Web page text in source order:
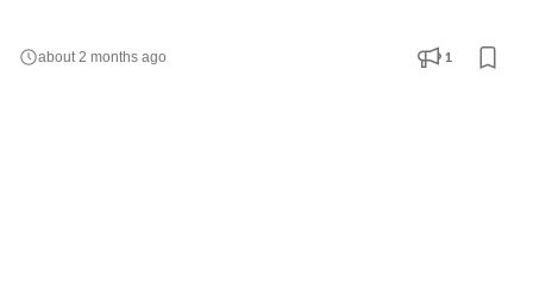
ンジニアを輩出しており 教育体制・ノウハウ・サポート体制全て
about 2 months ago 1